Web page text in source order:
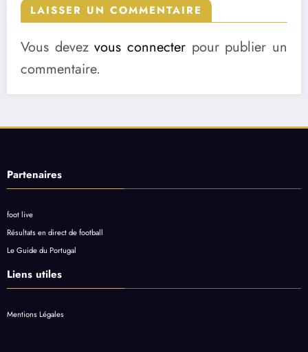
LAISSER UN COMMENTAIRE
Vous devezvous connecter pour publier un
commentaire.
Partenaires
foot live
Résultats en direct de football
Le Guide du Portugal
Liens utiles
Mentions Légales